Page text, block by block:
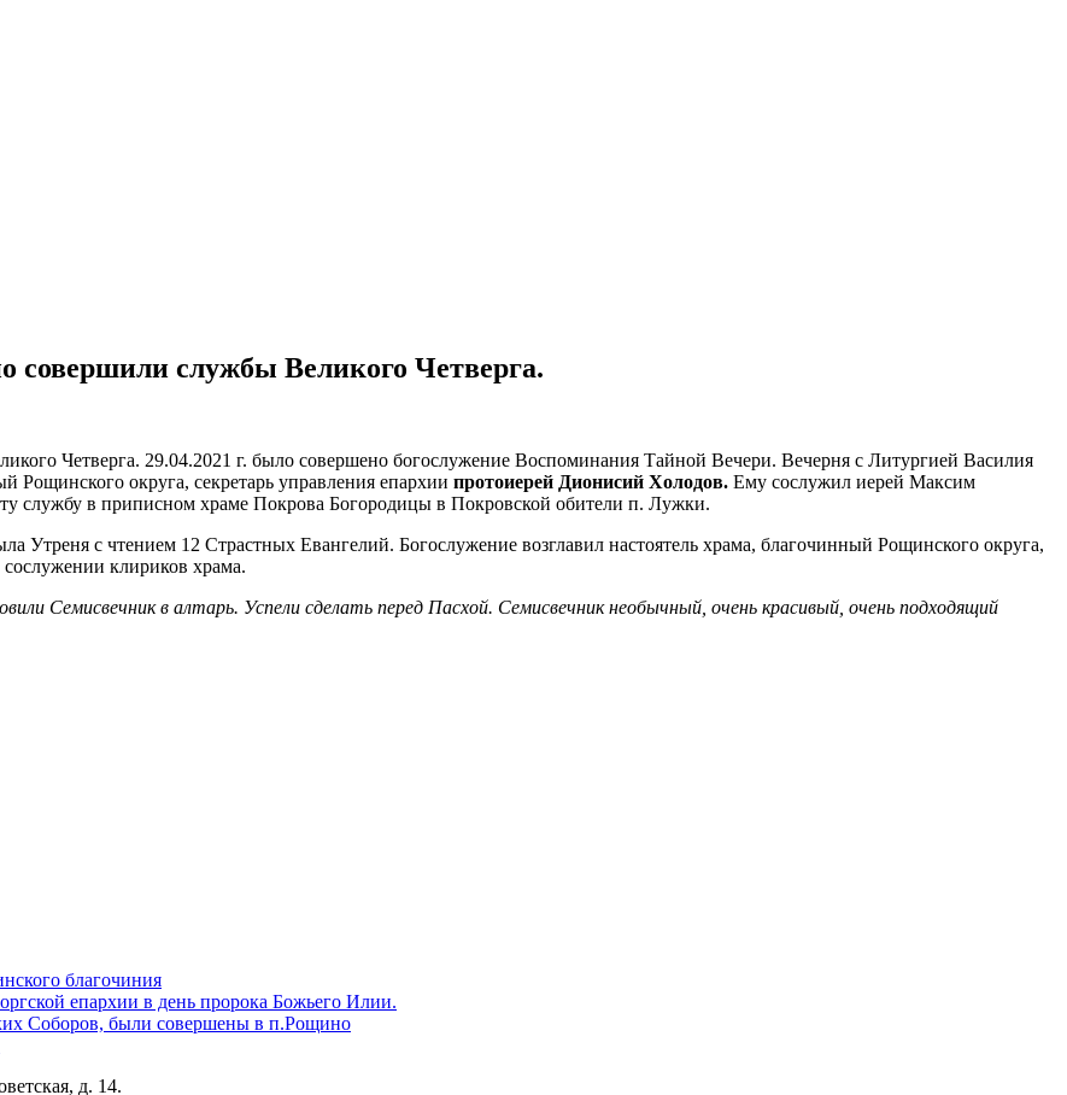
совершили службы Великого Четверга.
Четверга. 29.04.2021 г. было совершено богослужение Воспоминания Тайной Вечери. Вечерня с Литургией Василия
Рощинского округа, секретарь управления епархии протоиерей Дионисий Холодов. Ему сослужил иерей Максим
службу в приписном храме Покрова Богородицы в Покровской обители п. Лужки.
Утреня с чтением 12 Страстных Евангелий. Богослужение возглавил настоятель храма, благочинный Рощинского округа,
сослужении клириков храма.
Семисвечник в алтарь. Успели сделать перед Пасхой. Семисвечник необычный, очень красивый, очень подходящий
благочиния
епархии в день пророка Божьего Илии.
Соборов, были совершены в п.Рощино
д. 14.